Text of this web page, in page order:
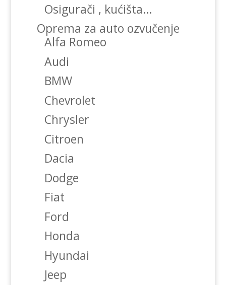
Osigurači , kućišta…
Oprema za auto ozvučenje
Alfa Romeo
Audi
BMW
Chevrolet
Chrysler
Citroen
Dacia
Dodge
Fiat
Ford
Honda
Hyundai
Jeep